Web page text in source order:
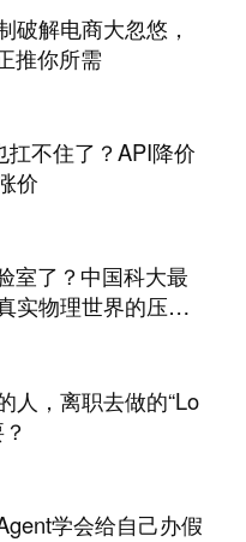
破解电商大忽悠，
推你所需
扛不住了？API降价
价
室了？中国科大最
实物理世界的压力
人，离职去做的“Lo
学会给自己办假